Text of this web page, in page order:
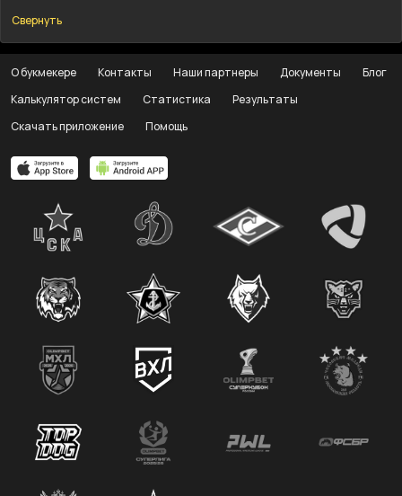
Свернуть
О букмекере Контакты Наши партнеры Документы
Блог
Калькулятор систем
Статистика
Результаты
Скачать приложение
Помощь